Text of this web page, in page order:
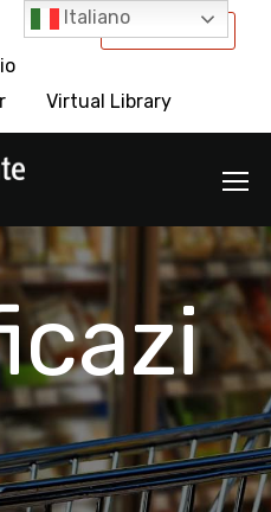
International
Virtual Library
Italiano